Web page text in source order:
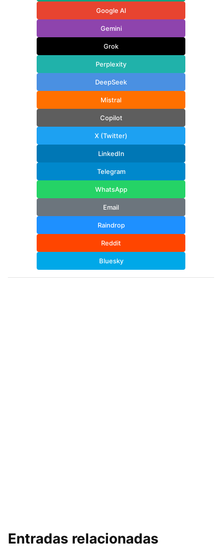
Google AI
Gemini
Grok
Perplexity
DeepSeek
Mistral
Copilot
X (Twitter)
LinkedIn
Telegram
WhatsApp
Email
Raindrop
Reddit
Bluesky
Entradas relacionadas